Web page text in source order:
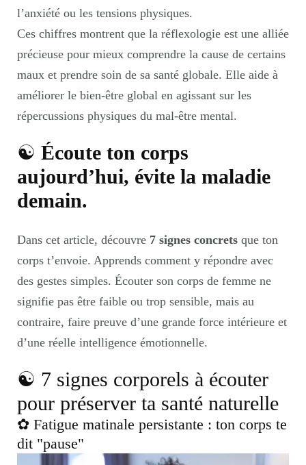
l’anxiété ou les tensions physiques.
Ces chiffres montrent que la réflexologie est une alliée
précieuse pour mieux comprendre la cause de certains
maux et prendre soin de sa santé globale. Elle aide à
améliorer le bien-être global en agissant sur les
répercussions physiques du mal-être mental.
☯︎ Écoute ton corps
aujourd’hui, évite la maladie
demain.
Dans cet article, découvre 7 signes concrets que ton
corps t’envoie. Apprends comment y répondre avec
des gestes simples. Écouter son corps de femme ne
signifie pas être faible ou trop sensible, mais au
contraire, faire preuve d’une grande force intérieure et
d’une réelle intelligence émotionnelle.
☯︎ 7 signes corporels à écouter
pour préserver ta santé naturelle
✿ Fatigue matinale persistante : ton corps te
dit "pause"